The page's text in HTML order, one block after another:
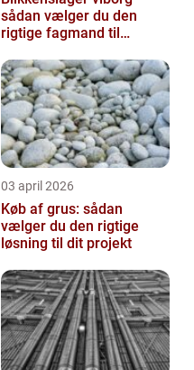
sådan vælger du den
rigtige fagmand til
03 april 2026
Køb af grus: sådan
vælger du den rigtige
løsning til dit projekt